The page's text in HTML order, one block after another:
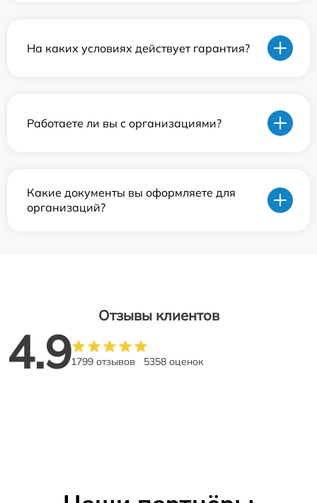
На каких условиях действует гарантия?
Работаете ли вы с организациями?
Какие документы вы оформляете для
организаций?
Отзывы клиентов
4.91799 отзывов 5358 оценок